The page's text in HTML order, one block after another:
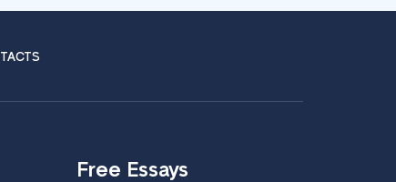
Free Essays